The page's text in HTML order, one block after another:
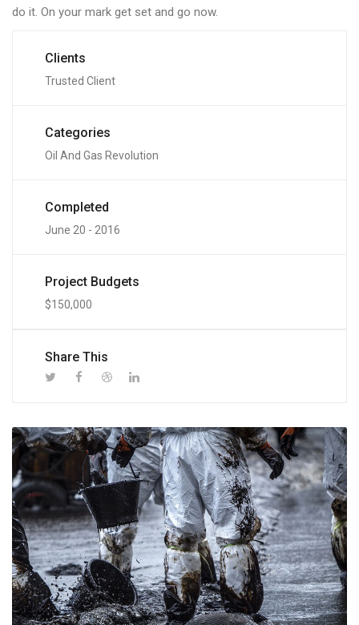
do it. On your mark get set and go now.
Clients
Trusted Client
Categories
Oil And Gas Revolution
Completed
June 20 - 2016
Project Budgets
$150,000
Share This